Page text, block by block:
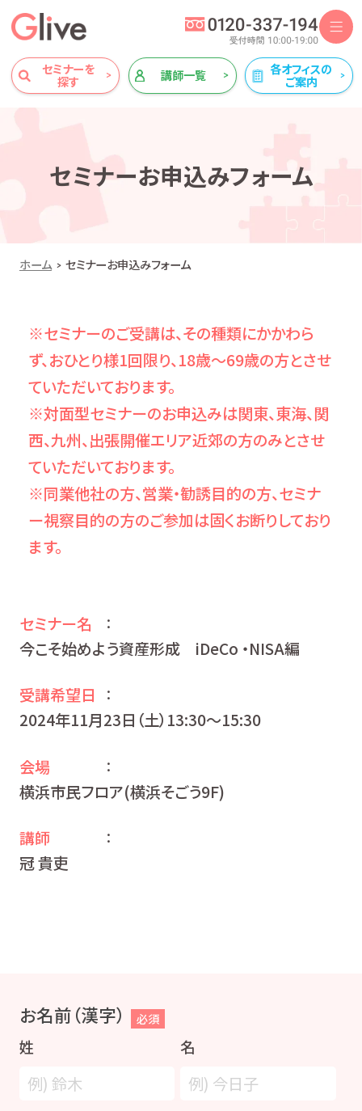
セミナーを
探す
講師一覧
各オフィスの
ご案内
セミナーお申込みフォーム
ホーム セミナーお申込みフォーム
※セミナーのご受講は、その種類にかかわら
ず、おひとり様1回限り、18歳～69歳の方とさせ
ていただいております。
※対面型セミナーのお申込みは関東、東海、関
西、九州、出張開催エリア近郊の方のみとさせ
ていただいております。
※同業他社の方、営業・勧誘目的の方、セミナ
ー視察目的の方のご参加は固くお断りしており
ます。
セミナー名 ：
今こそ始めよう資産形成 iDeCo ・NISA編
受講希望日 ：
2024年11月23日（土）13:30〜15:30
会場 ：
横浜市民フロア(横浜そごう9F)
講師 ：
冠 貴吏
お名前（漢字） 必須
姓 名